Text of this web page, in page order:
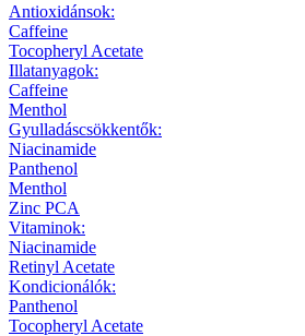
Antioxidánsok:
Caffeine
Tocopheryl Acetate
Illatanyagok:
Caffeine
Menthol
Gyulladáscsökkentők:
Niacinamide
Panthenol
Menthol
Zinc PCA
Vitaminok:
Niacinamide
Retinyl Acetate
Kondicionálók:
Panthenol
Tocopheryl Acetate